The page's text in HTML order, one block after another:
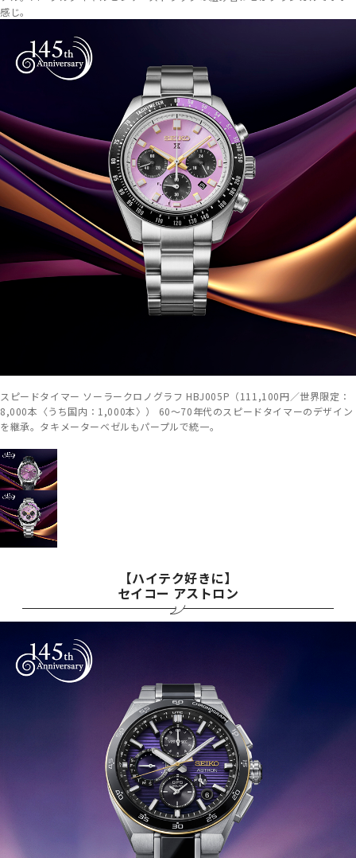
感じ。
スピードタイマー ソーラークロノグラフ HBJ005P（111,100円／世界限定：
8,000本〈うち国内：1,000本〉） 60～70年代のスピードタイマーのデザイン
を継承。タキメーターベゼルもパープルで統一。
【ハイテク好きに】
セイコー アストロン